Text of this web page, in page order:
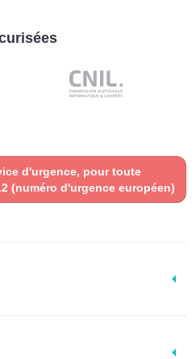
d'urgence, pour toute
(numéro d'urgence européen)